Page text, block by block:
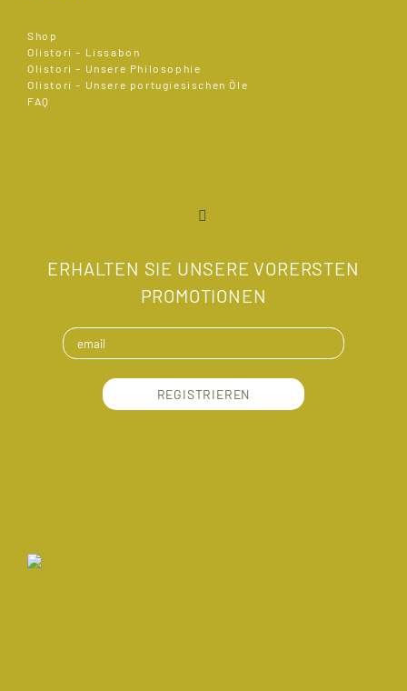
Shop
Olistori – Lissabon
Olistori – Unsere Philosophie
Olistori – Unsere portugiesischen Öle
FAQ
ERHALTEN SIE UNSERE VORERSTEN
PROMOTIONEN